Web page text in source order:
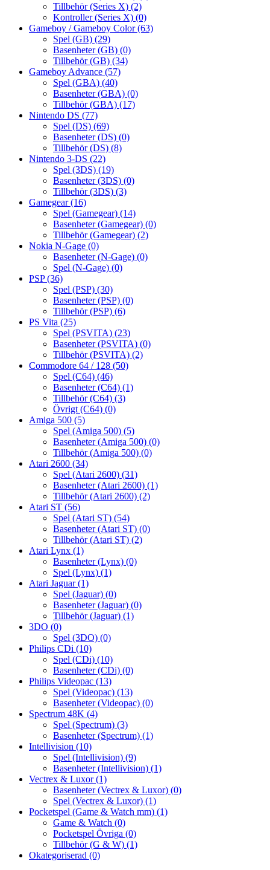
Tillbehör (Series X) (2)
Kontroller (Series X) (0)
Gameboy / Gameboy Color(63)
Spel (GB) (29)
Basenheter (GB) (0)
Tillbehör (GB) (34)
Gameboy Advance (57)
Spel (GBA) (40)
Basenheter (GBA) (0)
Tillbehör (GBA) (17)
Nintendo DS (77)
Spel (DS) (69)
Basenheter (DS) (0)
Tillbehör (DS) (8)
Nintendo 3-DS (22)
Spel (3DS) (19)
Basenheter (3DS) (0)
Tillbehör (3DS) (3)
Gamegear(16)
Spel (Gamegear) (14)
Basenheter (Gamegear) (0)
Tillbehör (Gamegear) (2)
Nokia N-Gage (0)
Basenheter (N-Gage) (0)
Spel (N-Gage) (0)
PSP(36)
Spel (PSP) (30)
Basenheter (PSP) (0)
Tillbehör (PSP) (6)
PS Vita (25)
Spel (PSVITA) (23)
Basenheter (PSVITA) (0)
Tillbehör (PSVITA) (2)
Commodore 64 / 128 (50)
Spel (C64) (46)
Basenheter (C64) (1)
Tillbehör (C64) (3)
Övrigt (C64) (0)
Amiga 500 (5)
Spel (Amiga 500) (5)
Basenheter (Amiga 500) (0)
Tillbehör (Amiga 500) (0)
Atari 2600 (34)
Spel (Atari 2600) (31)
Basenheter (Atari 2600) (1)
Tillbehör (Atari 2600) (2)
Atari ST (56)
Spel (Atari ST) (54)
Basenheter (Atari ST) (0)
Tillbehör (Atari ST) (2)
Atari Lynx (1)
Basenheter (Lynx) (0)
Spel (Lynx) (1)
Atari Jaguar(1)
Spel (Jaguar) (0)
Basenheter (Jaguar) (0)
Tillbehör (Jaguar) (1)
3DO (0)
Spel (3DO) (0)
Philips CDi (10)
Spel (CDi) (10)
Basenheter (CDi) (0)
Philips Videopac (13)
Spel (Videopac) (13)
Basenheter (Videopac) (0)
Spectrum 48K (4)
Spel (Spectrum) (3)
Basenheter (Spectrum) (1)
Intellivision (10)
Spel (Intellivision) (9)
Basenheter (Intellivision) (1)
Vectrex & Luxor(1)
Basenheter (Vectrex & Luxor) (0)
Spel (Vectrex & Luxor) (1)
Pocketspel (Game & Watch mm) (1)
Game & Watch (0)
Pocketspel Övriga (0)
Tillbehör (G & W) (1)
Okategoriserad (0)